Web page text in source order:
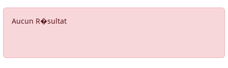
Aucun R�sultat